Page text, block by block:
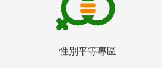
性別平等專區